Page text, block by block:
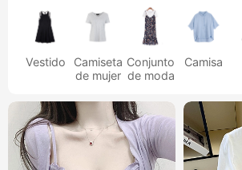
Vestido
Camiseta
de mujer
Conjunto
de moda
Camisa